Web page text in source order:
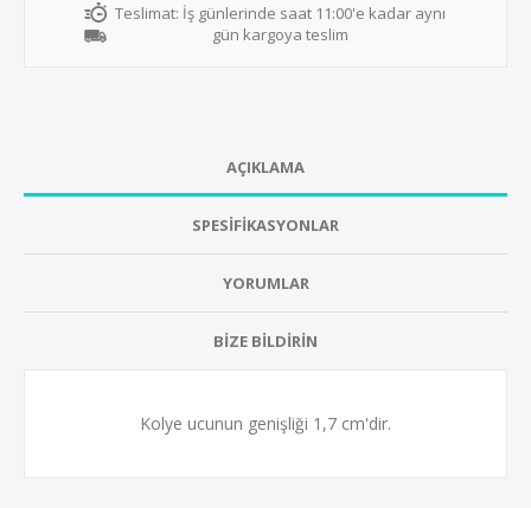
Teslimat: İş günlerinde saat 11:00'e kadar aynı
gün kargoya teslim
AÇIKLAMA
SPESİFİKASYONLAR
YORUMLAR
BİZE BİLDİRİN
Kolye ucunun genişliği 1,7 cm'dir.